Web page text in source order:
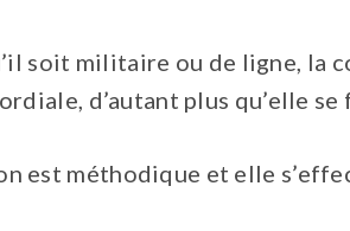
soit militaire ou de ligne,
d’autant plus qu’elle
est méthodique et elle